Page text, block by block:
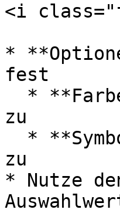
<i
*
fest
zu
zu
* Nutze